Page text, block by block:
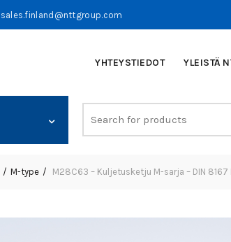
sales.finland@nttgroup.com
YHTEYSTIEDOT YLEISTÄ
for:
M-type M28C63 – Kuljetusketju M-sarja – DIN 8167